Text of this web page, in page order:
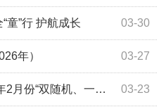
03-30
童”行 护航成长
03-27
年）
03-23
抽查结果及3月份监督抽查计划公示